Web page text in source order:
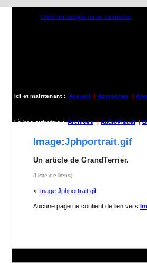
Créer un compte ou se connecter
Ici et maintenant : Accueil | Accroches |
Là-bas autrefois : Archives | AudioVisuel |
Image:Jphportrait.gif
Un article de GrandTerrier.
(Liste de liens)
< Image:Jphportrait.gif
Aucune page ne contient de lien vers